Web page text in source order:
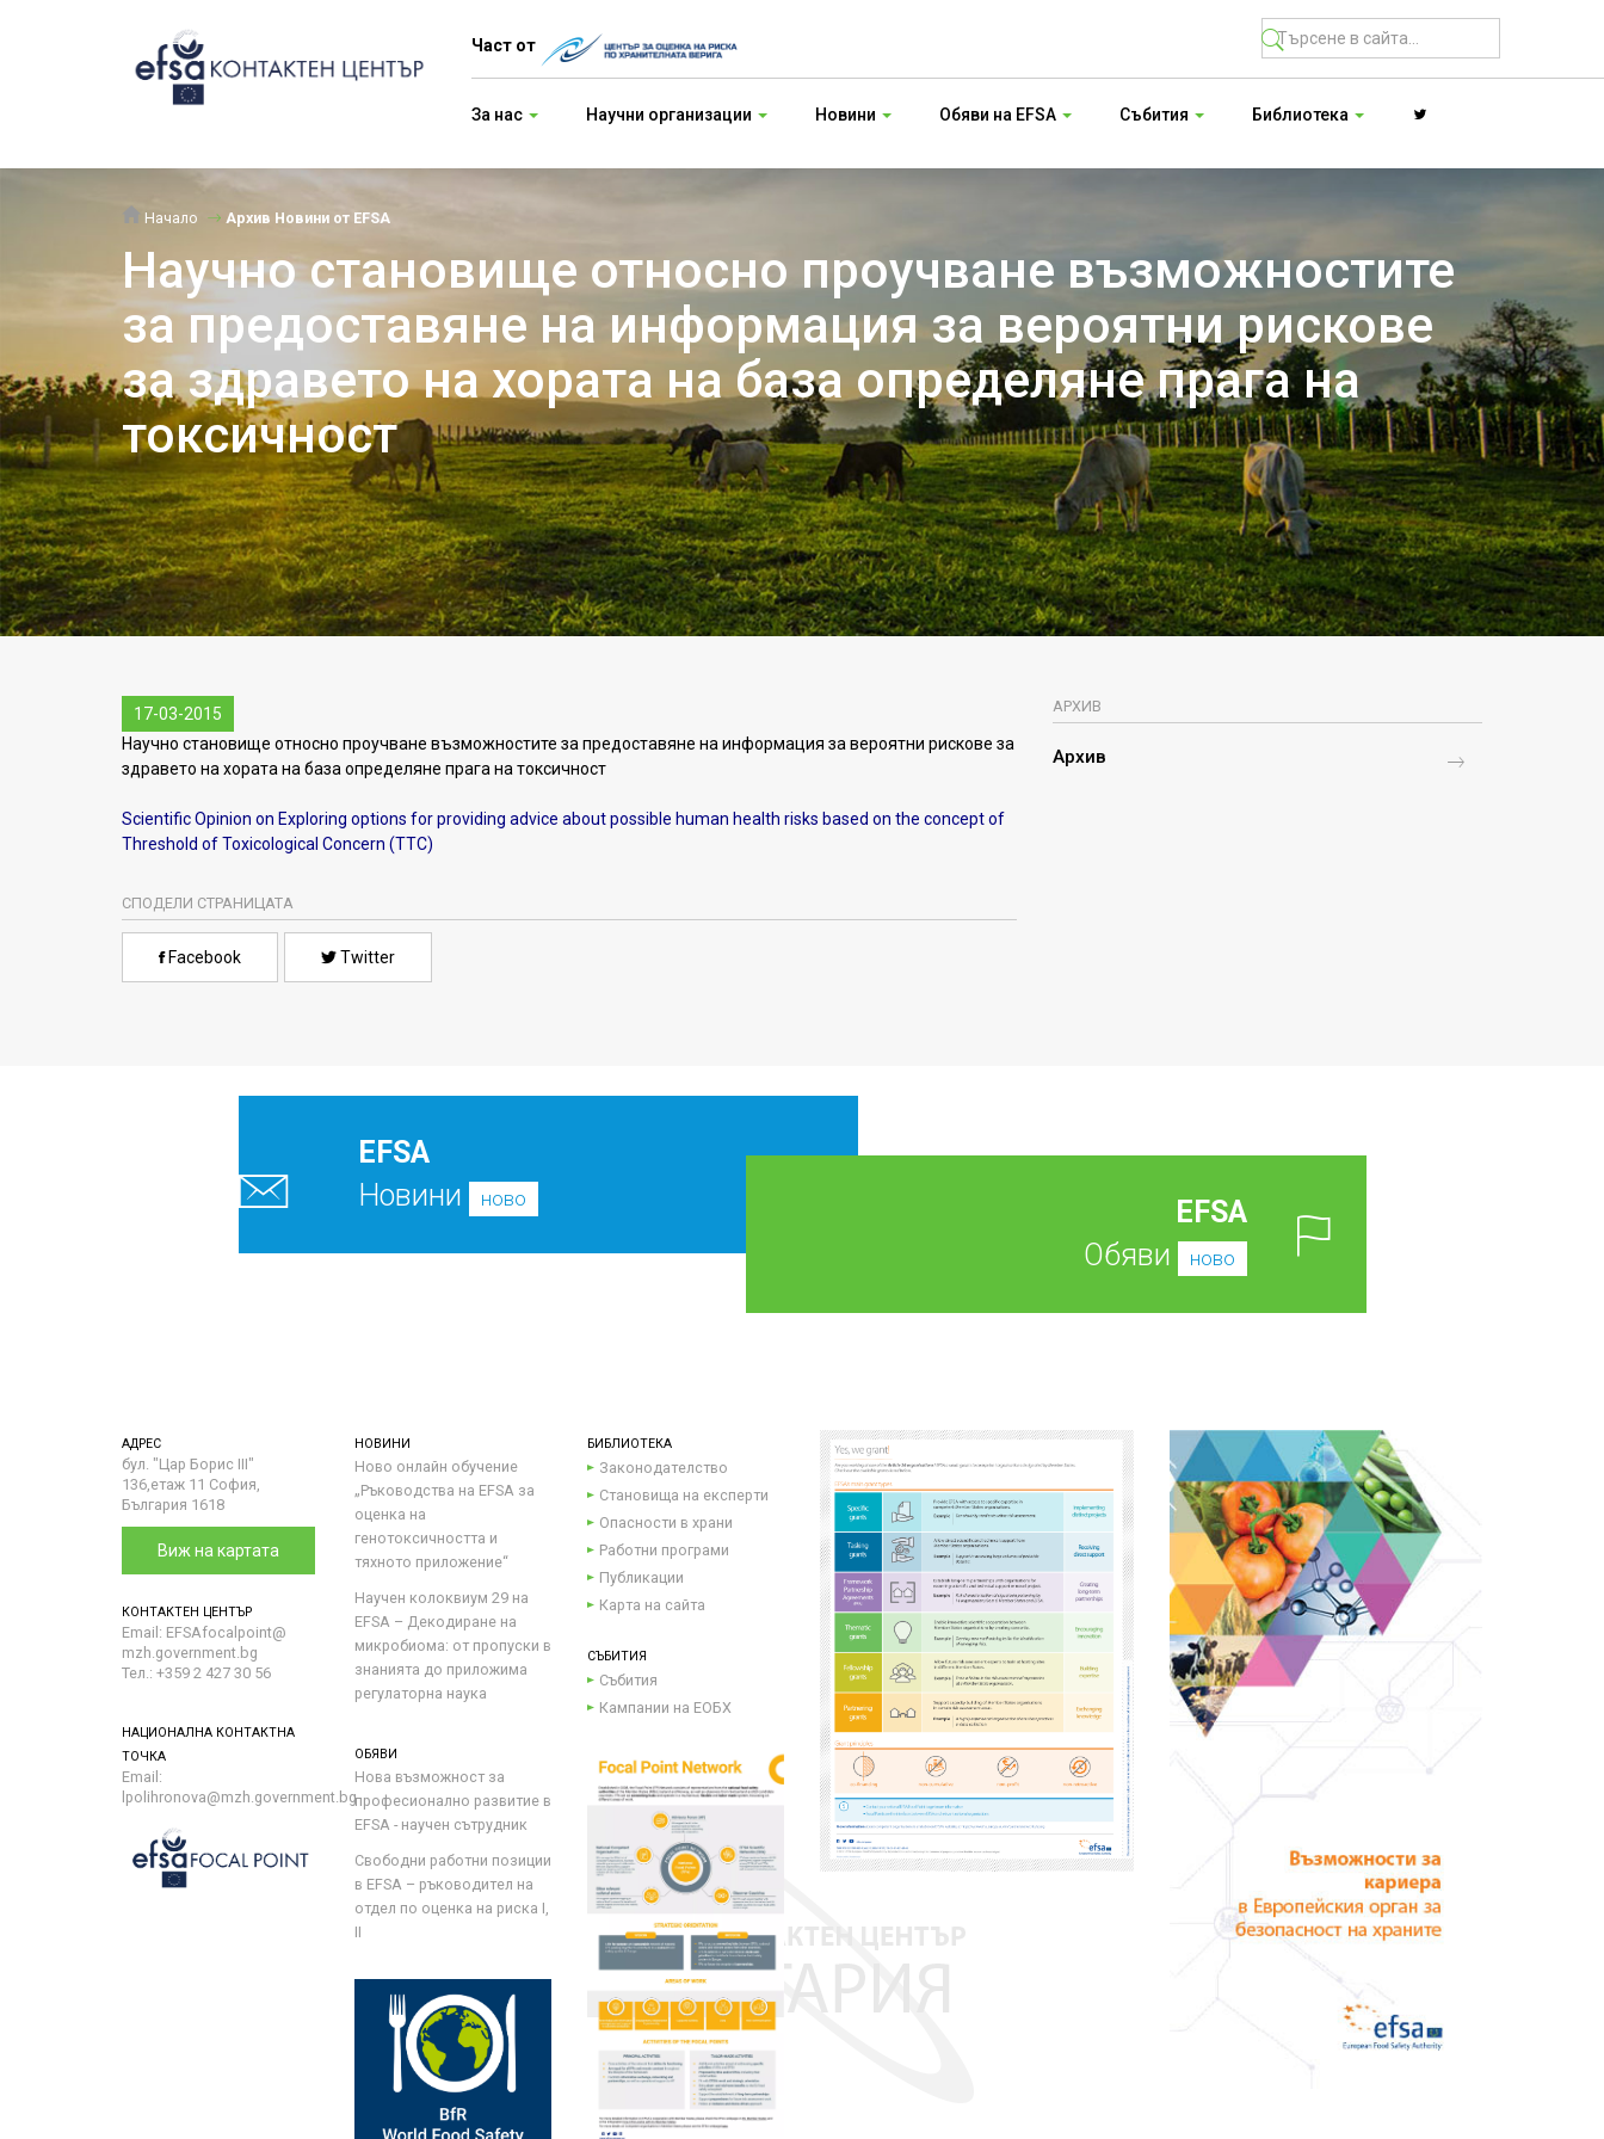
Част от
За нас Научни организации Новини Обяви на EFSA Събития Библиотека
Начало Архив Новини от EFSA
Научно становище относно проучване възможностите
за предоставяне на информация за вероятни рискове
за здравето на хората на база определяне прага на
токсичност
17-03-2015
Научно становище относно проучване възможностите за предоставяне на информация за вероятни рискове за
здравето на хората на база определяне прага на токсичност
Scientific Opinion on Exploring options for providing advice about possible human health risks based on the concept of
Threshold of Toxicological Concern (TTC)
СПОДЕЛИ СТРАНИЦАТА
Facebook Twitter
АРХИВ
Архив
EFSA
Новини
ново
EFSA
Обяви
ново
АДРЕС
бул. "Цар Борис III"
136,етаж 11 София,
България 1618
Виж на картата
КОНТАКТЕН ЦЕНТЪР
Email: EFSAfocalpoint@
mzh.government.bg
Тел.: +359 2 427 30 56
НАЦИОНАЛНА КОНТАКТНА
ТОЧКА
Email:
lpolihronova@mzh.government.bg
НОВИНИ
Ново онлайн обучение
„Ръководства на ЕFSA за
оценка на
генотоксичността и
тяхното приложение“
Научен колоквиум 29 на
EFSA – Декодиране на
микробиома: от пропуски в
знанията до приложима
регулаторна наука
ОБЯВИ
Нова възможност за
професионално развитие в
EFSA - научен сътрудник
Свободни работни позиции
в EFSA – ръководител на
отдел по оценка на риска I,
II
БИБЛИОТЕКА
Законодателство
Становища на експерти
Опасности в храни
Работни програми
Публикации
Карта на сайта
СЪБИТИЯ
Събития
Кампании на ЕОБХ